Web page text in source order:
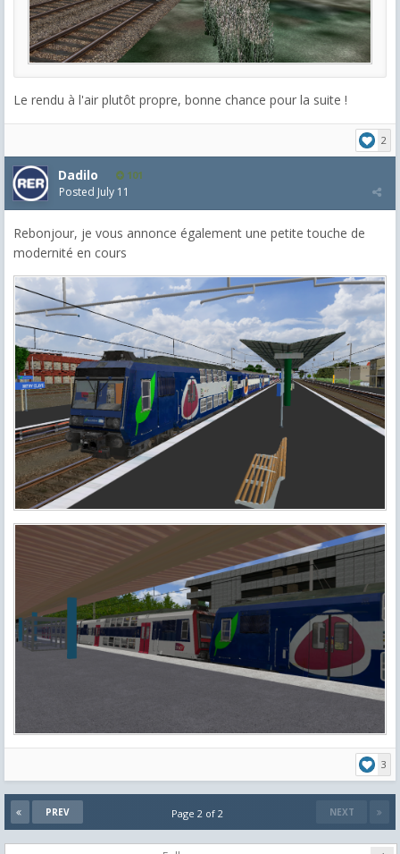
Le rendu à l'air plutôt propre, bonne chance pour la suite !
2
Dadilo 101
Posted July 11
Rebonjour, je vous annonce également une petite touche de
modernité en cours
3
PREV NEXT
Page 2 of 2